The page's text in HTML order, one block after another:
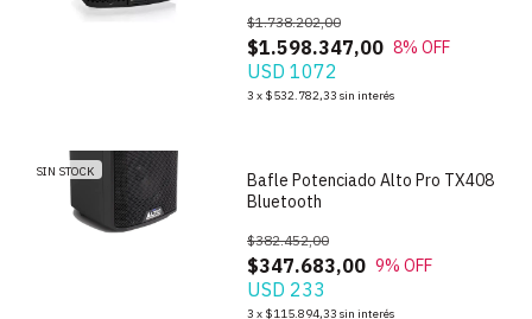
$1.598.347,00
$1.738.202,00
8% OFF
USD 1072
3 x $532.782,33 sin interés
SIN STOCK
Bafle Potenciado Alto Pro TX408
Bluetooth
$347.683,00
$382.452,00
9% OFF
USD 233
3 x $115.894,33 sin interés